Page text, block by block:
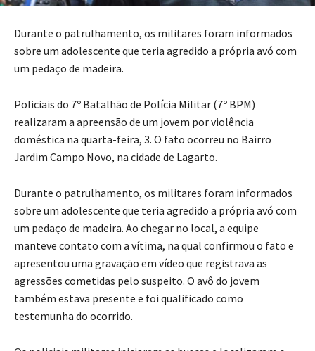
Durante o patrulhamento, os militares foram informados
sobre um adolescente que teria agredido a própria avó com
um pedaço de madeira.
Policiais do 7º Batalhão de Polícia Militar (7º BPM)
realizaram a apreensão de um jovem por violência
doméstica na quarta-feira, 3. O fato ocorreu no Bairro
Jardim Campo Novo, na cidade de Lagarto.
Durante o patrulhamento, os militares foram informados
sobre um adolescente que teria agredido a própria avó com
um pedaço de madeira. Ao chegar no local, a equipe
manteve contato com a vítima, na qual confirmou o fato e
apresentou uma gravação em vídeo que registrava as
agressões cometidas pelo suspeito. O avô do jovem
também estava presente e foi qualificado como
testemunha do ocorrido.